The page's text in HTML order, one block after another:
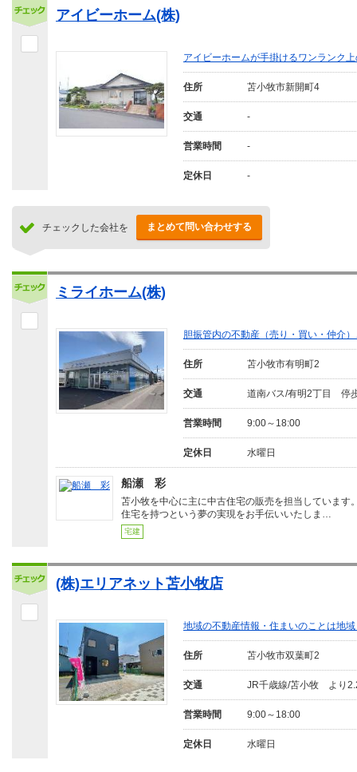
アイビーホーム(株)
アイビーホームが手掛けるワンランク
住所 苫小牧市新開町4
交通 -
営業時間 -
定休日 -
チェックした会社を まとめて問い合わせする
ミライホーム(株)
胆振管内の不動産（売り・買い・仲介
住所 苫小牧市有明町2
交通 道南バス/有明2丁目 停
営業時間 9:00～18:00
定休日 水曜日
船瀬 彩
苫小牧を中心に主に中古住宅の販売を担当しています
住宅を持つという夢の実現をお手伝いいたしま…
宅建
(株)エリアネット苫小牧店
地域の不動産情報・住まいのことは地
住所 苫小牧市双葉町2
交通 JR千歳線/苫小牧 より
営業時間 9:00～18:00
定休日 水曜日